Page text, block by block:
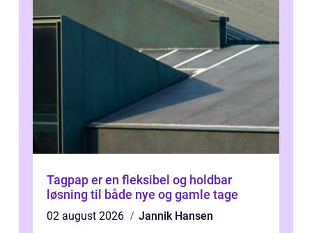
Tagpap er en fleksibel og holdbar
løsning til både nye og gamle tage
02 august 2026
Jannik Hansen